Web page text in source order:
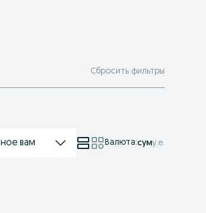
Сбросить фильтры
вам Валюта:суму.е.